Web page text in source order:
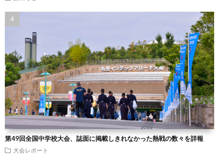
第49回全国中学校大会、誌面に掲載しきれなかった熱戦の数々を詳報
大会レポート